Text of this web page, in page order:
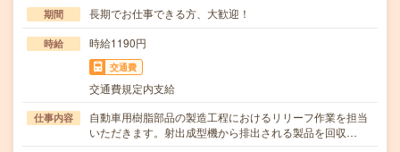
期間 長期でお仕事できる方、大歓迎！
時給 時給1190円
交通費
交通費規定内支給
仕事内容
自動車用樹脂部品の製造工程におけるリリーフ作業を担当
いただきます。射出成型機から排出される製品を回収…